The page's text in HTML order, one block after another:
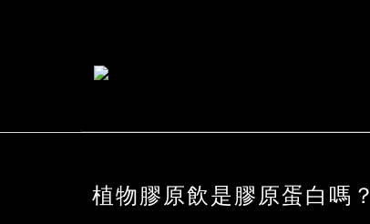
植物膠原飲是膠原蛋白嗎？